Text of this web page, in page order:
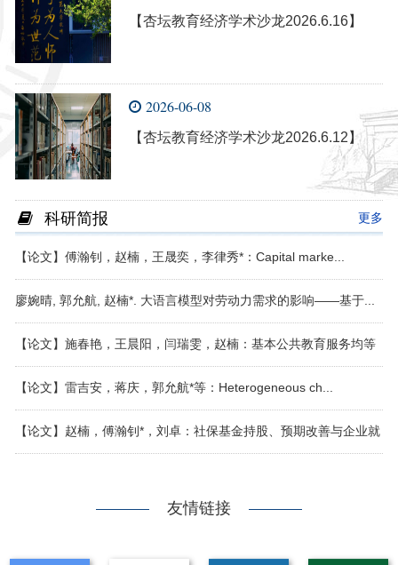
【杏坛教育经济学术沙龙2026.6.16】
2026-06-08
【杏坛教育经济学术沙龙2026.6.12】
科研简报 更多
【论文】傅瀚钊，赵楠，王晟奕，李律秀*：Capital marke...
廖婉晴, 郭允航, 赵楠*. 大语言模型对劳动力需求的影响——基于...
【论文】施春艳，王晨阳，闫瑞雯，赵楠：基本公共教育服务均等
【论文】雷吉安，蒋庆，郭允航*等：Heterogeneous ch...
【论文】赵楠，傅瀚钊*，刘卓：社保基金持股、预期改善与企业就
友情链接